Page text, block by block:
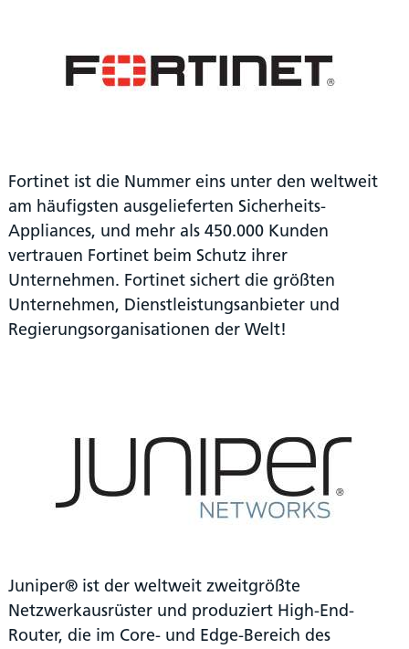
Fortinet ist die Nummer eins unter den weltweit
am häufigsten ausgelieferten Sicherheits-
Appliances, und mehr als 450.000 Kunden
vertrauen Fortinet beim Schutz ihrer
Unternehmen. Fortinet sichert die größten
Unternehmen, Dienstleistungsanbieter und
Regierungsorganisationen der Welt!
Juniper® ist der weltweit zweitgrößte
Netzwerkausrüster und produziert High-End-
Router, die im Core- und Edge-Bereich des